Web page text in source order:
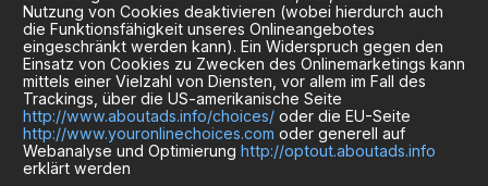
Nutzung von Cookies deaktivieren (wobei hierdurch auch
die Funktionsfähigkeit unseres Onlineangebotes
eingeschränkt werden kann). Ein Widerspruch gegen den
Einsatz von Cookies zu Zwecken des Onlinemarketings kann
mittels einer Vielzahl von Diensten, vor allem im Fall des
Trackings, über die US-amerikanische Seite
http://www.aboutads.info/choices/ oder die EU-Seite
http://www.youronlinechoices.com oder generell auf
Webanalyse und Optimierung http://optout.aboutads.info
erklärt werden